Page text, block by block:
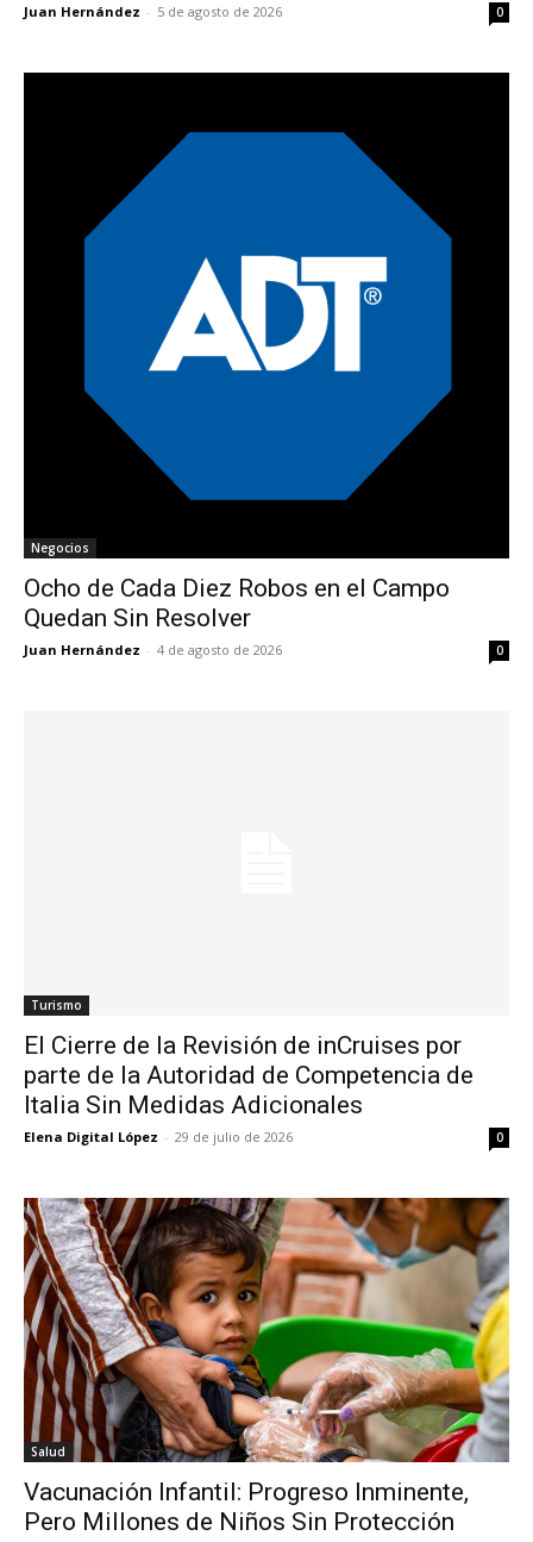
Juan Hernández - 5 de agosto de 2026 0
Negocios
Ocho de Cada Diez Robos en el Campo
Quedan Sin Resolver
Juan Hernández - 4 de agosto de 2026 0
Turismo
El Cierre de la Revisión de inCruises por
parte de la Autoridad de Competencia de
Italia Sin Medidas Adicionales
Elena Digital López - 29 de julio de 2026 0
Salud
Vacunación Infantil: Progreso Inminente,
Pero Millones de Niños Sin Protección